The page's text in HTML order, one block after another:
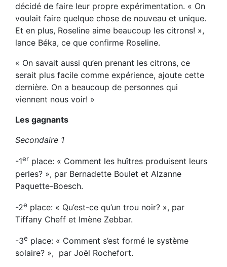
décidé de faire leur propre expérimentation. « On
voulait faire quelque chose de nouveau et unique.
Et en plus, Roseline aime beaucoup les citrons! »,
lance Béka, ce que confirme Roseline.
« On savait aussi qu’en prenant les citrons, ce
serait plus facile comme expérience, ajoute cette
dernière. On a beaucoup de personnes qui
viennent nous voir! »
Les gagnants
Secondaire 1
-1er place: « Comment les huîtres produisent leurs
perles? », par Bernadette Boulet et Alzanne
Paquette-Boesch.
-2e place: « Qu’est-ce qu’un trou noir? », par
Tiffany Cheff et Imène Zebbar.
-3e place: « Comment s’est formé le système
solaire? », par Joël Rochefort.